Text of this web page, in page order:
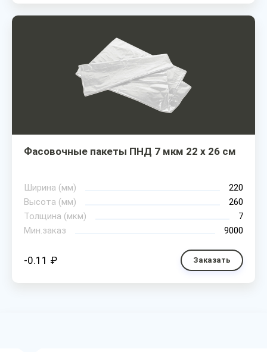
Фасовочные пакеты ПНД 7 мкм 22 х 26 см
Ширина (мм)
220
Высота (мм)
260
Толщина (мкм)
7
Мин.заказ
9000
-0.11 ₽ Заказать